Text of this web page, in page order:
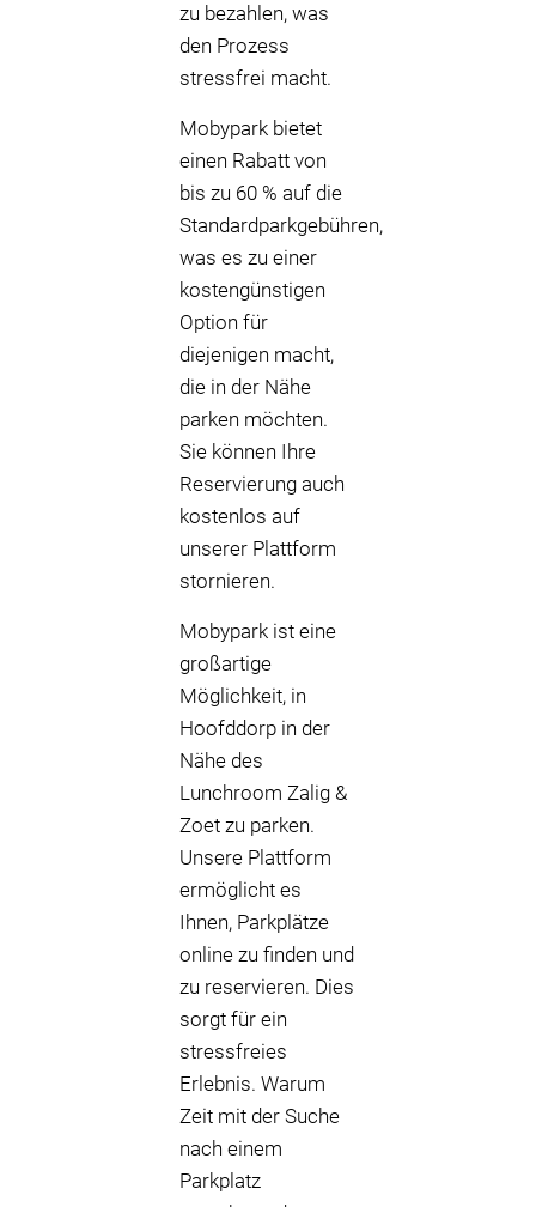
zu bezahlen, was
den Prozess
stressfrei macht.
Mobypark bietet
einen Rabatt von
bis zu 60 % auf die
Standardparkgebühren,
was es zu einer
kostengünstigen
Option für
diejenigen macht,
die in der Nähe
parken möchten.
Sie können Ihre
Reservierung auch
kostenlos auf
unserer Plattform
stornieren.
Mobypark ist eine
großartige
Möglichkeit, in
Hoofddorp in der
Nähe des
Lunchroom Zalig &
Zoet zu parken.
Unsere Plattform
ermöglicht es
Ihnen, Parkplätze
online zu finden und
zu reservieren. Dies
sorgt für ein
stressfreies
Erlebnis. Warum
Zeit mit der Suche
nach einem
Parkplatz